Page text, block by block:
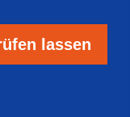
lassen